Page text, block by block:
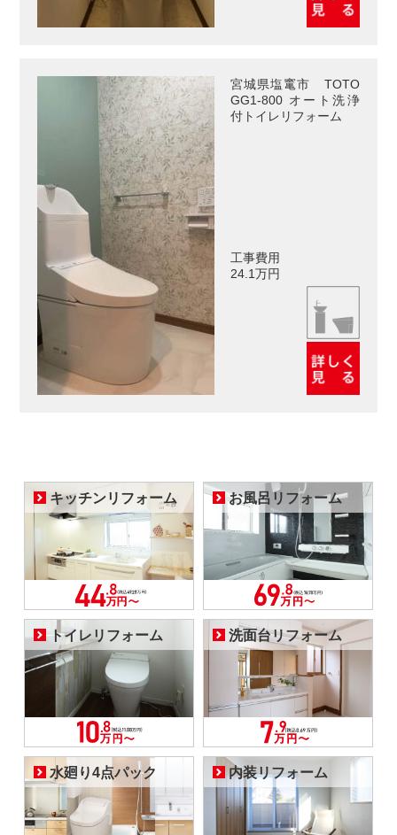
宮城県塩竃市 TOTO
GG1-800 オート洗浄
付トイレリフォーム
工事費用
24.1万円
キッチンリフォーム お風呂リフォーム
トイレリフォーム 洗面台リフォーム
水廻り4点パック 内装リフォーム